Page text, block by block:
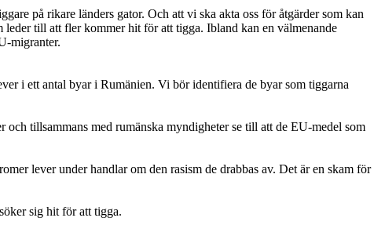
på rikare länders gator. Och att vi ska akta oss för åtgärder som kan
till att fler kommer hit för att tigga. Ibland kan en välmenande
migranter.
i ett antal byar i Rumänien. Vi bör identifiera de byar som tiggarna
tillsammans med rumänska myndigheter se till att de EU-medel som
lever under handlar om den rasism de drabbas av. Det är en skam för
sig hit för att tigga.